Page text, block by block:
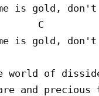
is gold,
C
is gold,
world of
and precious